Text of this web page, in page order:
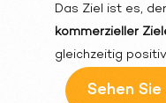
Das Ziel ist es,
kommerzieller
gleichzeitig
Sehen